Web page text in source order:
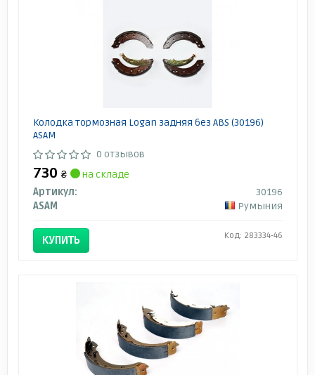
Колодка тормозная Logan задняя без ABS (30196)
ASAM
0 отзывов
730 ₴
на складе
Артикул:
30196
ASAM
Румыния
КУПИТЬ Код: 283334-46